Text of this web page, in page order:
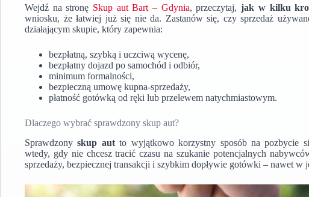
Wejdź na stronę Skup aut Bart – Gdynia, przeczytaj,jak w kilku
wniosku, że łatwiej już się nie da. Zastanów się, czy sprzedaż
działającym skupie, który zapewnia:
bezpłatną, szybką i uczciwą wycenę,
bezpłatny dojazd po samochód i odbiór,
minimum formalności,
bezpieczną umowę kupna-sprzedaży,
płatność gotówką od ręki lub przelewem natychmiastowym.
Dlaczego wybrać sprawdzony skup aut?
Sprawdzonyskup autto wyjątkowo korzystny sposób na pozbycie
wtedy, gdy nie chcesz tracić czasu na szukanie potencjalnych
sprzedaży, bezpiecznej transakcji i szybkim dopływie gotówki – nawet w